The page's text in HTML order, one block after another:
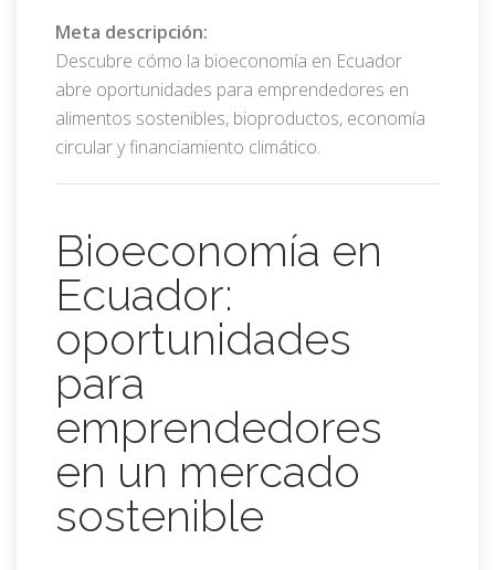
Meta descripción:
Descubre cómo la bioeconomía en Ecuador
abre oportunidades para emprendedores en
alimentos sostenibles, bioproductos, economía
circular y financiamiento climático.
Bioeconomía en
Ecuador:
oportunidades
para
emprendedores
en un mercado
sostenible